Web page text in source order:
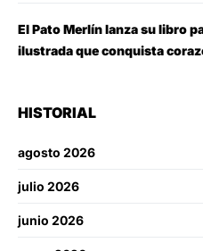
El Pato Merlín lanza su libro
ilustrada que conquista
HISTORIAL
agosto 2026
julio 2026
junio 2026